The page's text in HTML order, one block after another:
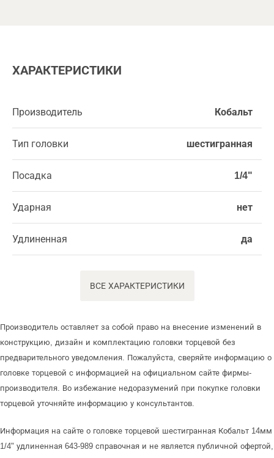
ХАРАКТЕРИСТИКИ
Производитель Кобальт
Тип головки шестигранная
Посадка 1/4"
Ударная нет
Удлиненная да
ВСЕ ХАРАКТЕРИСТИКИ
Производитель оставляет за собой право на внесение изменений в
конструкцию, дизайн и комплектацию головки торцевой без
предварительного уведомления. Пожалуйста, сверяйте информацию о
головке торцевой с информацией на официальном сайте фирмы-
производителя. Во избежание недоразумений при покупке головки
торцевой уточняйте информацию у консультантов.
Информация на сайте о головке торцевой шестигранная Кобальт 14мм
1/4" удлиненная 643-989 справочная и не является публичной офертой,